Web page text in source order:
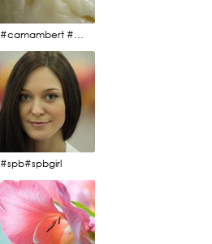
#camambert #сыр#камамбер
#spb#spbgirl